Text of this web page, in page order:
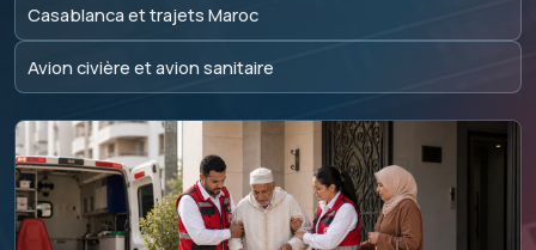
Casablanca et trajets Maroc
Avion civière et avion sanitaire